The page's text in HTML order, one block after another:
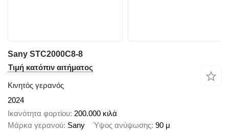
Sany STC2000C8-8
Τιμή κατόπιν αιτήματος
Κινητός γερανός
2024
Ικανότητα φορτίου 200.000 κιλά
Μάρκα γερανού Sany Ύψος ανύψωσης 90 μ